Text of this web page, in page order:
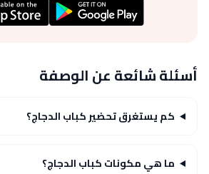
أسئلة شائعة عن الوصفة
كم يستغرق تحضير كباب الدجاج؟
ما هي مكونات كباب الدجاج؟